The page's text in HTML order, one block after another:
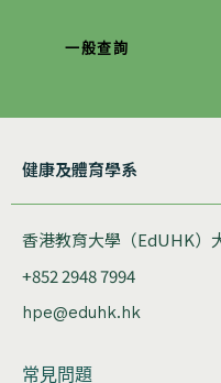
一般查詢
健康及體育學系
香港教育大學（EdUHK）
+852 2948 7994
hpe@eduhk.hk
常見問題